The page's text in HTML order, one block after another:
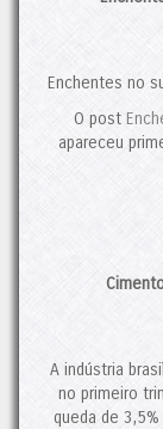
Contudo, se o
crescimento
setor,
Enchentes no
O post
apareceu
A indústria
no primeiro
queda de